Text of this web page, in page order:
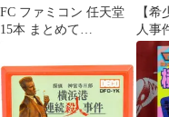
FC ファミコン 任天堂
15本 まとめて
和レトロ
【
人事
★